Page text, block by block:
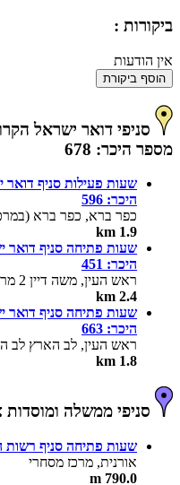
ביקורות :
אין הודעות
הוסף ביקורת
סניפי דואר ישראל
מספר היכר: 678
שעות פעילות סניף
היכר: 596
כפר ברא, כפר ברא
1.9 km
שעות פתיחה סניף דואר
היכר: 451
ראש העין, משה דיין 2 מרכז מסחרי גבעת טל
2.4 km
שעות פתיחה סניף דואר
היכר: 663
ראש העין, לב הארץ לב
1.8 km
סניפי ממשלה ומוסדות
שעות פתיחה סניף רשות
אורנית, מרכז מסחרי
790.0 m